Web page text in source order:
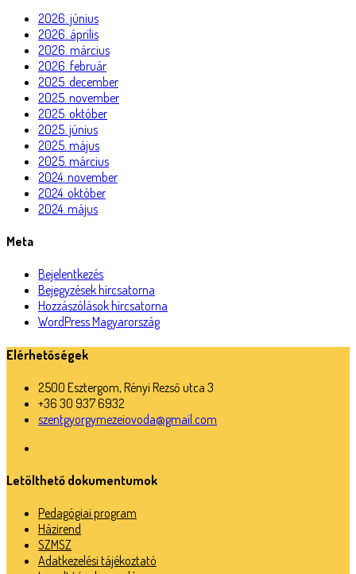
2026. június
2026. április
2026. március
2026. február
2025. december
2025. november
2025. október
2025. június
2025. május
2025. március
2024. november
2024. október
2024. május
Meta
Bejelentkezés
Bejegyzések hírcsatorna
Hozzászólások hírcsatorna
WordPress Magyarország
Elérhetőségek
2500 Esztergom, Rényi Rezső utca 3
+36 30 937 6932
szentgyorgymezeiovoda@gmail.com
Letölthető dokumentumok
Pedagógiai program
Házirend
SZMSZ
Adatkezelési tájékoztató